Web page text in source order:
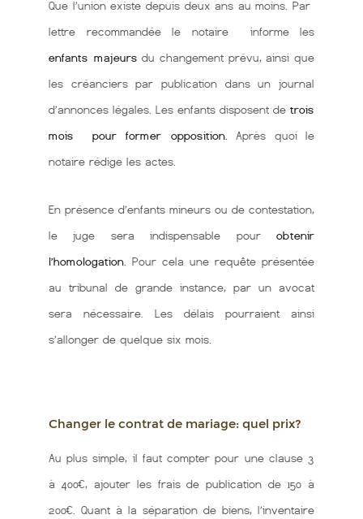
Que l’union existe depuis deux ans au moins. Par
lettre recommandée le notaire informe les
enfants majeurs du changement prévu, ainsi que
les créanciers par publication dans un journal
d’annonces légales. Les enfants disposent de trois
mois pour former opposition.
Après quoi le
notaire rédige les actes.
En présence d’enfants mineurs ou de contestation,
le juge sera indispensable pour obtenir
l’homologation . Pour cela une requête présentée
au tribunal de grande instance, par un avocat
sera nécessaire. Les délais pourraient ainsi
s’allonger de quelque six mois.
Changer le contrat de mariage: quel prix?
Au plus simple, il faut compter pour une clause 3
à 400€, ajouter les frais de publication de 150 à
200€. Quant à la séparation de biens, l’inventaire